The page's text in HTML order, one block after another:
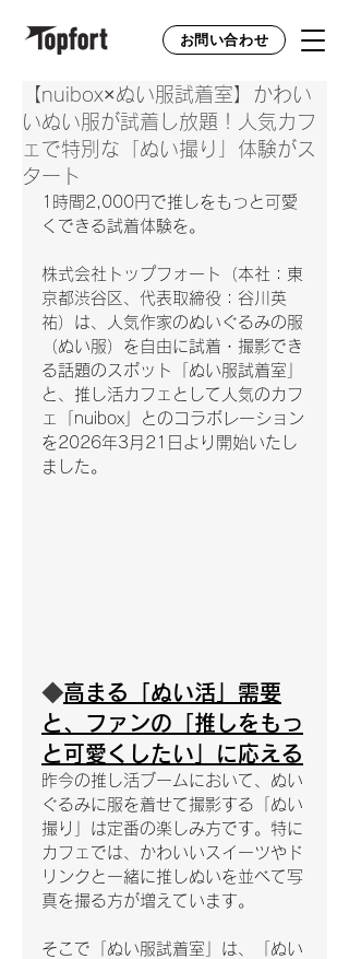
お問い合わせ
【nuibox×ぬい服試着室】かわい
いぬい服が試着し放題！人気カフ
ェで特別な「ぬい撮り」体験がス
タート
1時間2,000円で推しをもっと可愛
くできる試着体験を。
株式会社トップフォート（本社：東
京都渋谷区、代表取締役：谷川英
祐）は、人気作家のぬいぐるみの服
（ぬい服）を自由に試着・撮影でき
る話題のスポット「ぬい服試着室」
と、推し活カフェとして人気のカフ
ェ「nuibox」とのコラボレーション
を2026年3月21日より開始いたし
ました。
◆高まる「ぬい活」需要
と、ファンの「推しをもっ
と可愛くしたい」に応える
昨今の推し活ブームにおいて、ぬい
ぐるみに服を着せて撮影する「ぬい
撮り」は定番の楽しみ方です。特に
カフェでは、かわいいスイーツやド
リンクと一緒に推しぬいを並べて写
真を撮る方が増えています。
そこで「ぬい服試着室」は、「ぬい